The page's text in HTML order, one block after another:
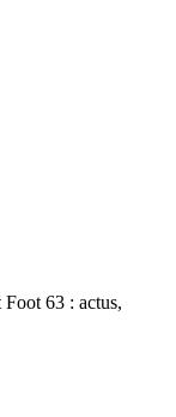
63 : actus,